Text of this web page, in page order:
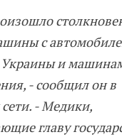
с
Украины и
- сообщил он в
- Медики,
главу